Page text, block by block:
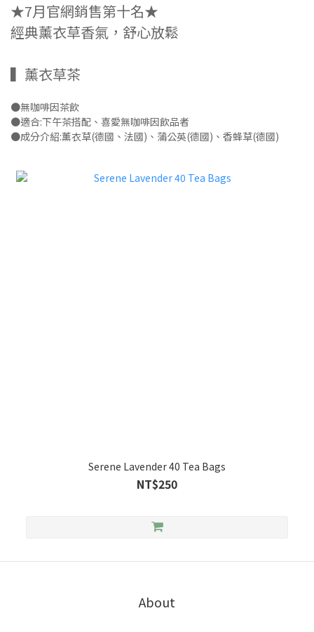
★7月官網銷售第十名★
經典薰衣草香氣，舒心放鬆
▍薰衣草茶
●無咖啡因茶飲
●適合:下午茶搭配、喜愛無咖啡因飲品者
●成分介紹:薰衣草(德國、法國)、蒲公英(德國)、香蜂草(德國)
Serene Lavender 40 Tea Bags
NT$250
About